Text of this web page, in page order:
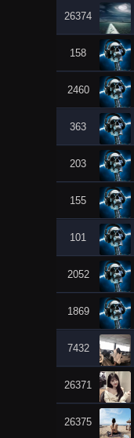
26374
158
2460
363
203
155
101
2052
1869
7432
26371
26375